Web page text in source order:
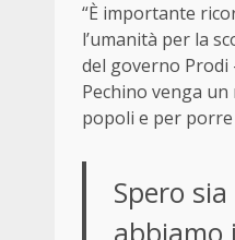
“È importante
l’umanità per la
del governo Prodi
Pechino venga
popoli e per
Spero